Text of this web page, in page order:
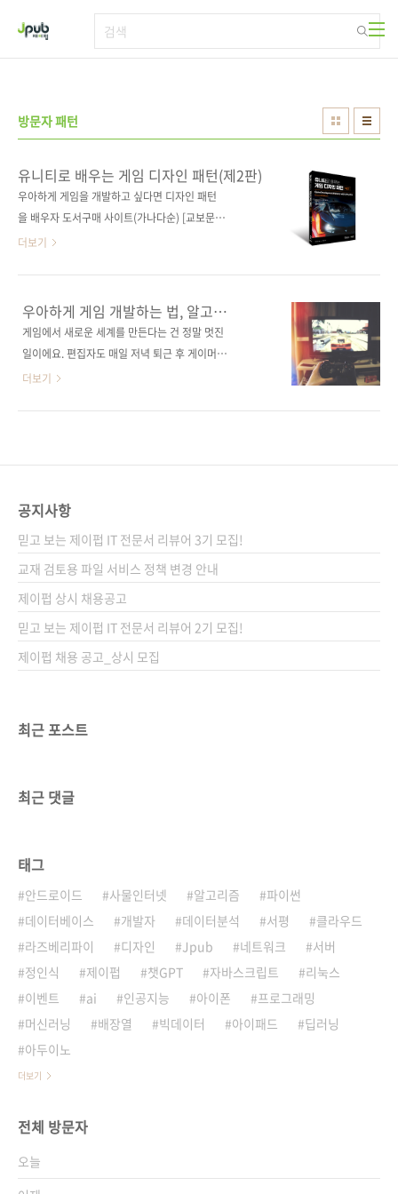
방문자 패턴
유니티로 배우는 게임 디자인 패턴(제2판)
우아하게 게임을 개발하고 싶다면 디자인 패턴
을 배우자 도서구매 사이트(가나다순) [교보문
고] [도서11번가] [알라딘] [예스이십사] [인터파
출판사 제이펍 저작권사 Packt Publishing 원
서명 Game Development Patterns with
Unity 2021, 2nd Edition (ISBN
임 디자인 패턴(제2판) 부제 소프트웨어 디자인
패턴과 모범 사례로 익히는 실용적 게임 개발법
더보기
우아하게 게임 개발하는 법, 알고
계시나요?
게임에서 새로운 세계를 만든다는 건 정말 멋진
일이에요. 편집자도 매일 저녁 퇴근 후 게이머로
서 새로운 세계를 즐긴답니다. 게임을 켜면 마감
열심히 코드를 짰는데 과거에 썼던 코드가 이해
복하는 것이 싫증 날 수도 있겠죠. 포기하면 안
돼요! 미래의 나, 혹은 동료를 위해 가독성 좋고
깔끔하면서 효율적인 코드를 만들고 싶으신가
요? 필요한 곳에 적절한 패턴을 사용하고 싶으신
가요? 그런 여러분을 위해 게임 디자인 패턴 책
을 준비했습..
더보기
공지사항
믿고 보는 제이펍 IT 전문서 리뷰어 3기 모집!
교재 검토용 파일 서비스 정책 변경 안내
제이펍 상시 채용공고
믿고 보는 제이펍 IT 전문서 리뷰어 2기 모집!
제이펍 채용 공고_상시 모집
최근 포스트
최근 댓글
태그
안드로이드 사물인터넷 알고리즘
파이썬
데이터베이스
개발자 데이터분석 서평
클라우드
라즈베리파이
디자인 Jpub 네트워크
서버
정인식
제이펍 챗GPT 자바스크립트
리눅스
이벤트
ai 인공지능 아이폰
프로그래밍
머신러닝
배장열 빅데이터 아이패드
딥러닝
아두이노
더보기
전체 방문자
오늘